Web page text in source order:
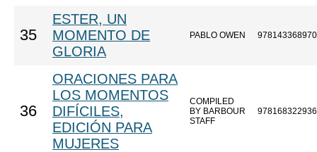
35
ESTER, UN
MOMENTO DE
GLORIA
PABLO OWEN
36
ORACIONES PARA
LOS MOMENTOS
DIFÍCILES,
EDICIÓN PARA
MUJERES
COMPILED
BY BARBOUR
STAFF